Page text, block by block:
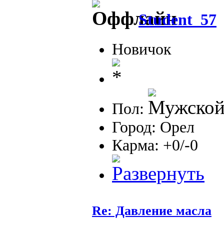
Student_57
Новичок
Пол:
Город: Орел
Карма: +0/-0
Re: Давление масла